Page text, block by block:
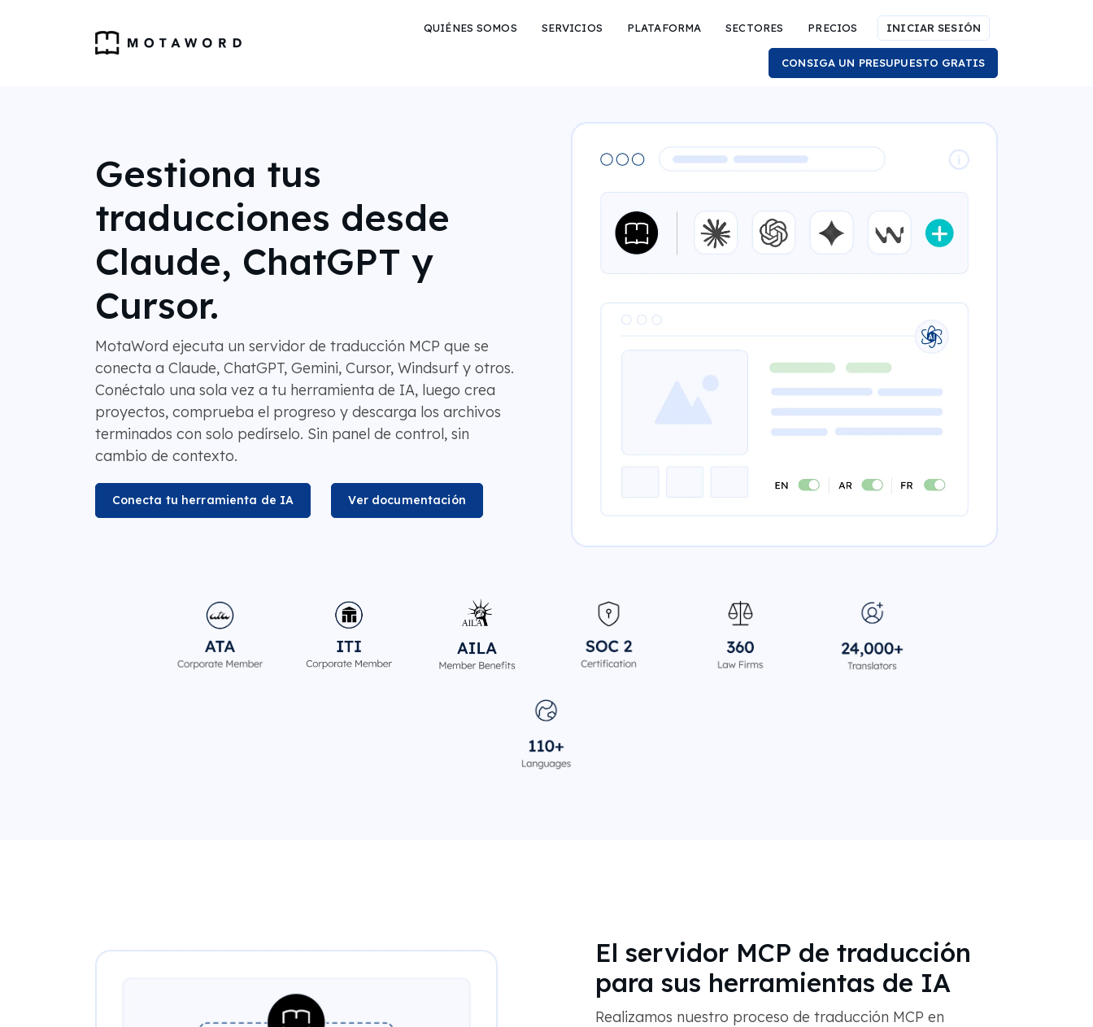
QUIÉNES SOMOS SERVICIOS PLATAFORMA SECTORES PRECIOS INICIAR SESIÓN
CONSIGA UN PRESUPUESTO GRATIS
Gestiona tus
traducciones desde
Claude, ChatGPT y
Cursor.
MotaWord ejecuta un servidor de traducción MCP que se
conecta a Claude, ChatGPT, Gemini, Cursor, Windsurf y otros.
Conéctalo una sola vez a tu herramienta de IA, luego crea
proyectos, comprueba el progreso y descarga los archivos
terminados con solo pedírselo. Sin panel de control, sin
cambio de contexto.
Conecta tu herramienta de IA Ver documentación
El servidor MCP de traducción
para sus herramientas de IA
Realizamos nuestro proceso de traducción MCP en